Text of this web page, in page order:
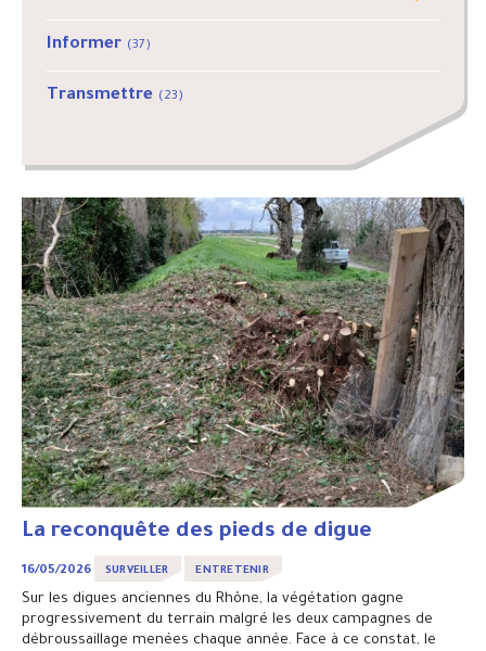
Crue
Informer (37)
Transmettre (23)
La reconquête des pieds de digue
16/05/2026 SURVEILLER ENTRETENIR
Sur les digues anciennes du Rhône, la végétation gagne
progressivement du terrain malgré les deux campagnes de
débroussaillage menées chaque année. Face à ce constat, le